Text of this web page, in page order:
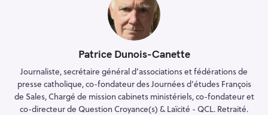
Patrice Dunois-Canette
Journaliste, secrétaire général d’associations et fédérations de
presse catholique, co-fondateur des Journées d’études François
de Sales, Chargé de mission cabinets ministériels, co-fondateur et
co-directeur de Question Croyance(s) & Laïcité - QCL. Retraité.